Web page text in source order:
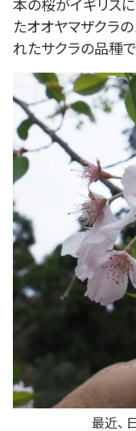
本の桜がイギリス
たオオヤマザクラ
れたサクラの品種で
最近、